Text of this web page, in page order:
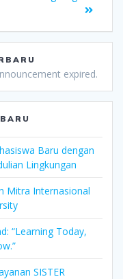
expired.
Baru dengan
Lingkungan
Mitra Internasional
“Learning Today,
SISTER